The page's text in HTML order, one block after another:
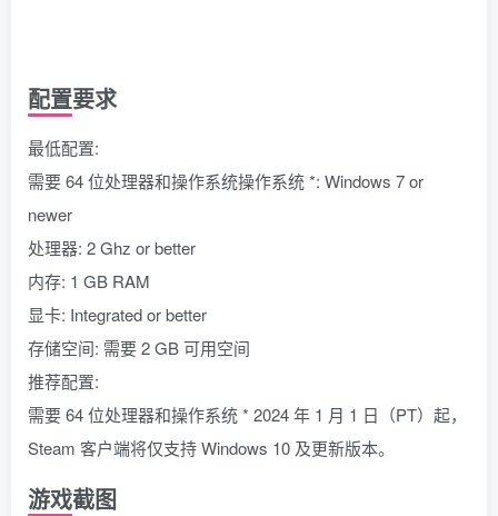
配置要求
最低配置:
需要 64 位处理器和操作系统操作系统 *: Windows 7 or
newer
处理器: 2 Ghz or better
内存: 1 GB RAM
显卡: Integrated or better
存储空间: 需要 2 GB 可用空间
推荐配置:
需要 64 位处理器和操作系统 * 2024 年 1 月 1 日（PT）起，
Steam 客户端将仅支持 Windows 10 及更新版本。
游戏截图